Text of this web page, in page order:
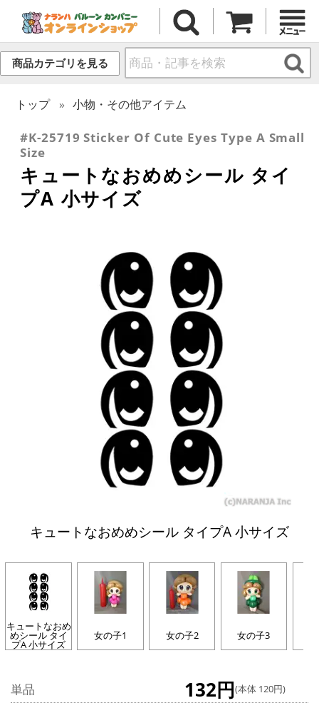
商品カテゴリを見る
トップ 小物・その他アイテム
#K-25719 Sticker Of Cute Eyes Type A Small
Size
キュートなおめめシール タイ
プA 小サイズ
キュートなおめめシール タイプA 小サイズ
キュートなおめ
めシール タイ
プA 小サイズ
女の子1 女の子2 女の子3
単品 132円(本体 120円)